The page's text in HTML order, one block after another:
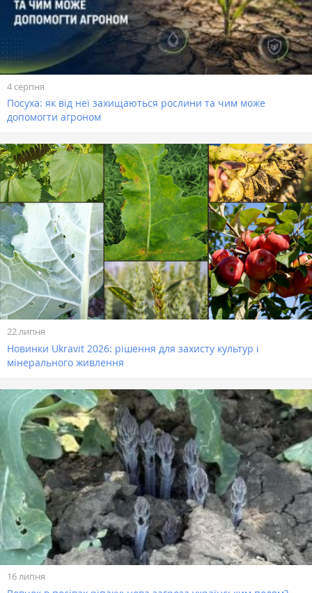
4 серпня
Посуха: як від неї захищаються рослини та чим може
допомогти агроном
22 липня
Новинки Ukravit 2026: рішення для захисту культур і
мінерального живлення
16 липня